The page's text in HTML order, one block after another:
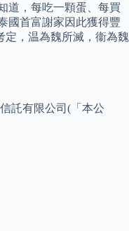
道，每吃一顆蛋、每買
國首富謝家因此獲得豐
定，温為魏所滅，衞為魏
託有限公司(「本公